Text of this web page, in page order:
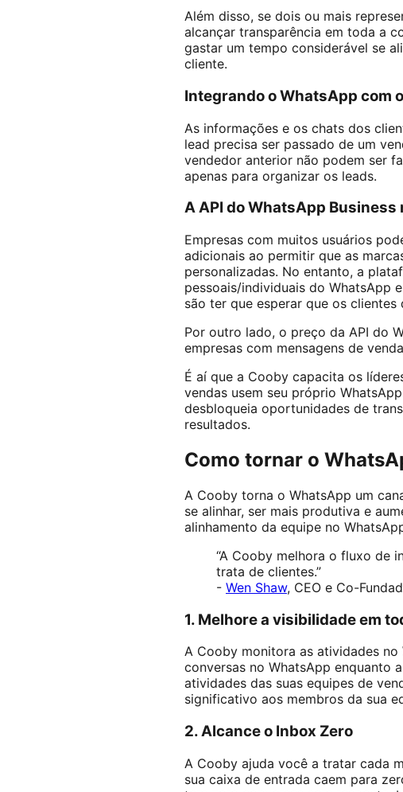
Além disso, se dois ou mais
alcançar transparência em toda a
gastar um tempo considerável se
cliente.
Integrando o WhatsApp com
As informações e os chats dos
lead precisa ser passado de um
vendedor anterior não podem ser
apenas para organizar os leads.
A API do WhatsApp
Empresas com muitos usuários
adicionais ao permitir que as
personalizadas. No entanto, a
pessoais/individuais do WhatsApp
são ter que esperar que os
Por outro lado, o preço da API do
empresas com mensagens de
É aí que a Cooby capacita os
vendas usem seu próprio
desbloqueia oportunidades de
resultados.
Como tornar o
A Cooby torna o WhatsApp um
se alinhar, ser mais produtiva e
alinhamento da equipe no
“A Cooby melhora o fluxo de
trata de clientes.”
- Wen Shaw, CEO e Co-
1. Melhore a visibilidade em
A Cooby monitora as atividades
conversas no WhatsApp enquanto
atividades das suas equipes de
significativo aos membros da sua
2. Alcance o Inbox Zero
A Cooby ajuda você a tratar cada
sua caixa de entrada caem para